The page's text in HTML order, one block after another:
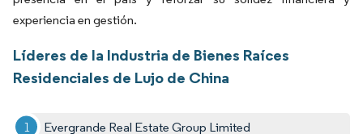
experiencia en gestión.
Líderes de la Industria de Bienes Raíces
Residenciales de Lujo de China
Evergrande Real Estate Group Limited